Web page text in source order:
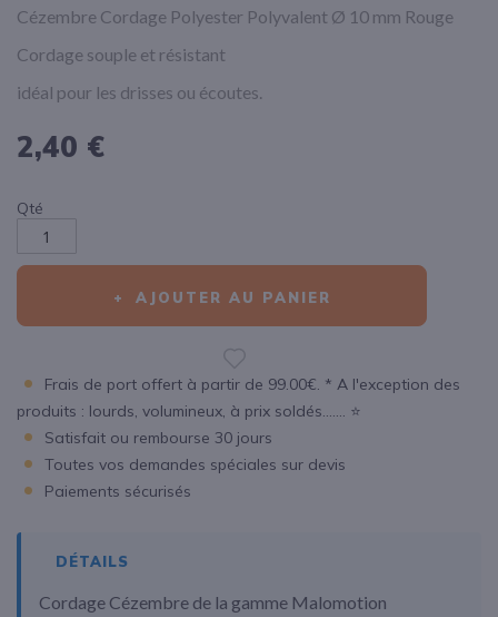
d’images
Cézembre Cordage Polyester Polyvalent Ø 10 mm Rouge
Cordage souple et résistant
idéal pour les drisses ou écoutes.
2,40 €
Qté
AJOUTER AU PANIER
Frais de port offert à partir de 99.00€. * A l'exception des
produits : lourds, volumineux, à prix soldés....... ⭐
Satisfait ou rembourse 30 jours
Toutes vos demandes spéciales sur devis
Paiements sécurisés
DÉTAILS
Cordage Cézembre de la gamme Malomotion